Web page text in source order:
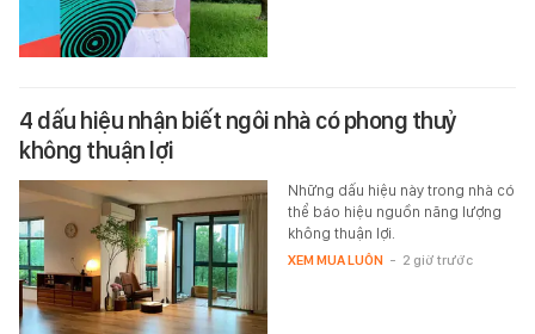
4 dấu hiệu nhận biết ngôi nhà có phong thuỷ
không thuận lợi
Những dấu hiệu này trong nhà có
thể báo hiệu nguồn năng lượng
không thuận lợi.
XEM MUA LUÔN - 2 giờ trước